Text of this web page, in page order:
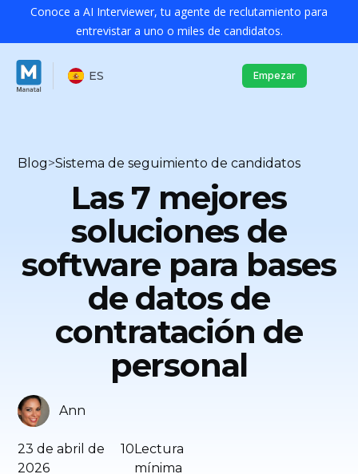
Conoce a AI Interviewer, tu agente de reclutamiento para
entrevistar a uno o miles de candidatos.
ES Empezar
Blog>Sistema de seguimiento de candidatos
Las 7 mejores
soluciones de
software para bases
de datos de
contratación de
personal
23 de abril de
2026
10Lectura
mínima
Ann